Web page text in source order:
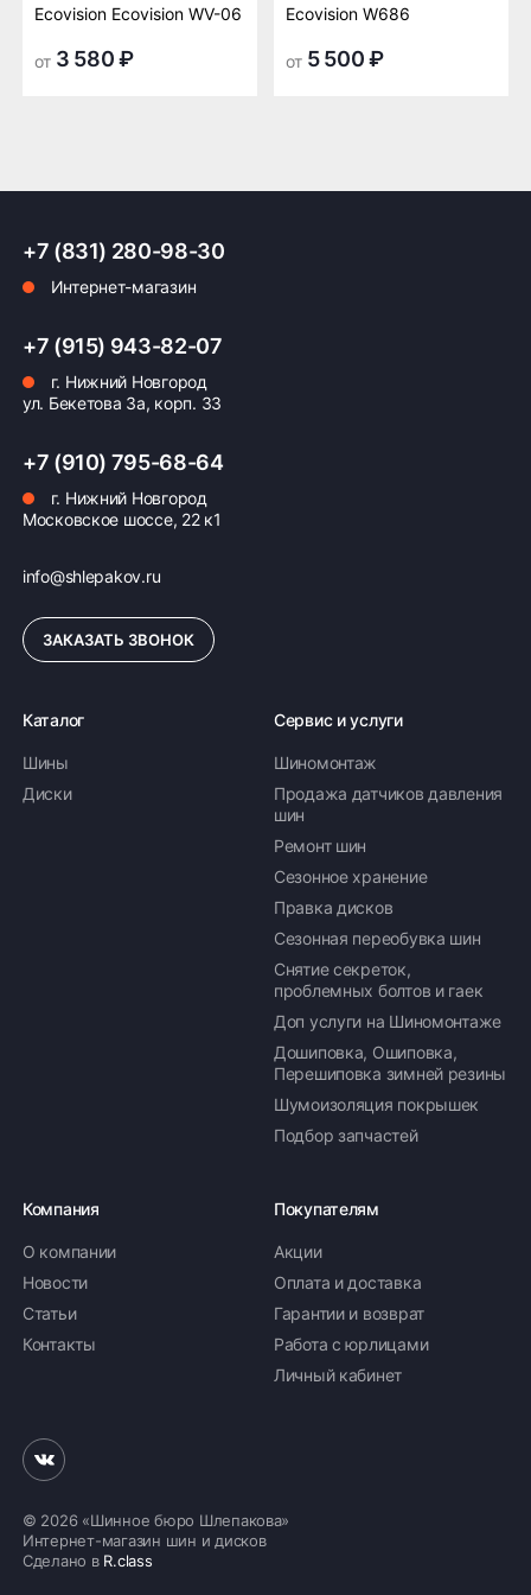
Ecovision Ecovision WV-06
от 3 580 ₽
Ecovision W686
от 5 500 ₽
+7 (831) 280-98-30
Интернет-магазин
+7 (915) 943-82-07
г. Нижний Новгород
ул. Бекетова 3а, корп. 33
+7 (910) 795-68-64
г. Нижний Новгород
Московское шоссе, 22 к1
info@shlepakov.ru
ЗАКАЗАТЬ ЗВОНОК
Каталог
Шины
Диски
Сервис и услуги
Шиномонтаж
Продажа датчиков давления
шин
Ремонт шин
Сезонное хранение
Правка дисков
Сезонная переобувка шин
Снятие секреток,
проблемных болтов и гаек
Доп услуги на Шиномонтаже
Дошиповка, Ошиповка,
Перешиповка зимней резины
Шумоизоляция покрышек
Подбор запчастей
Компания
О компании
Новости
Статьи
Контакты
Покупателям
Акции
Оплата и доставка
Гарантии и возврат
Работа с юрлицами
Личный кабинет
© 2026 «Шинное бюро Шлепакова»
Интернет-магазин шин и дисков
Сделано в R.class